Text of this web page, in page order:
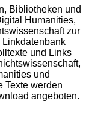
Bibliotheken und
Humanities,
zur
Linkdatenbank
und Links
und
Texte werden
angeboten.